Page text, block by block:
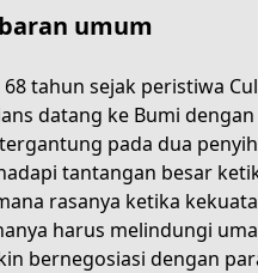
jujutsu-kaisen-modulo
umum
68 tahun sejak peristiwa
datang ke Bumi
pada dua
tantangan besar
rasanya ketika
harus melindungi
bernegosiasi dengan